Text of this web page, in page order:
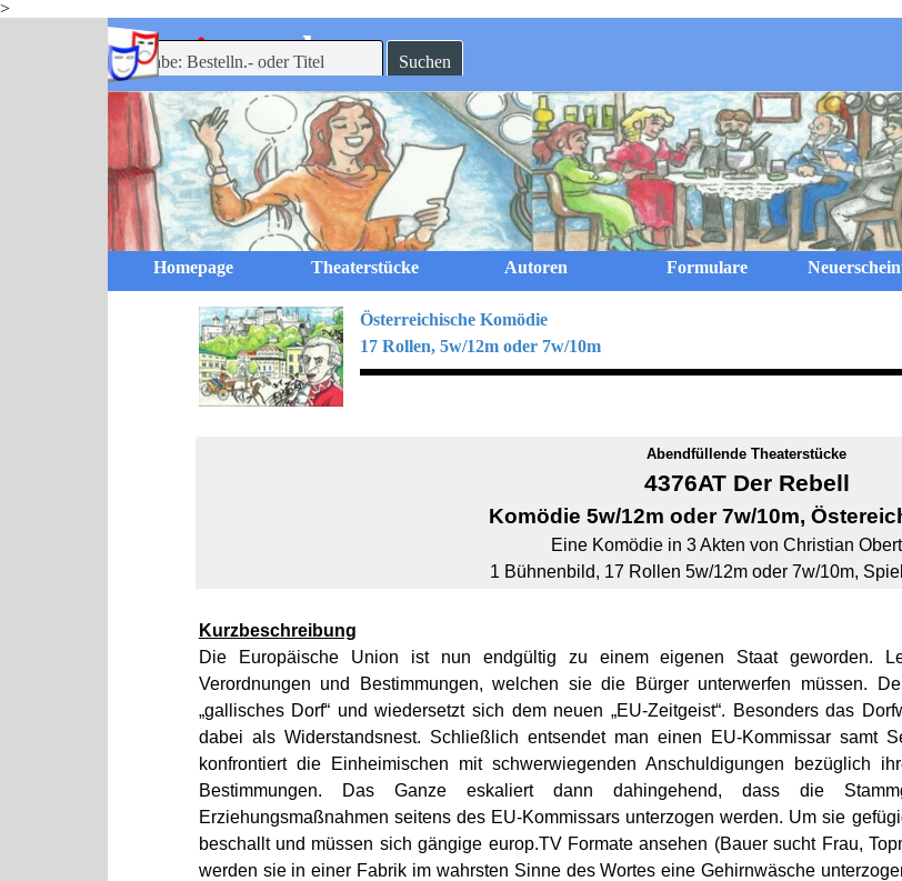
>
Direkt zum Seiteninhalt
-theaterverlag
mein Suchen
Menü überspringen
Homepage Theaterstücke Autoren Formulare
Österreichische Komödie
17 Rollen, 5w/12m oder 7w/10m
Abendfüllende Theaterstücke
4376AT Der Rebell
Komödie 5w/12m oder 7w/10m,
Eine Komödie in 3 Akten von Christian
1 Bühnenbild, 17 Rollen 5w/12m oder 7w/10m,
Kurzbeschreibung
Die Europäische Union ist nun endgültig zu einem eigenen Staat geworden.
Verordnungen und Bestimmungen, welchen sie die Bürger unterwerfen müssen.
„gallisches Dorf“ und wiedersetzt sich dem neuen „EU-Zeitgeist“. Besonders das
dabei als Widerstandsnest. Schließlich entsendet man einen EU-Kommissar samt
konfrontiert die Einheimischen mit schwerwiegenden Anschuldigungen bezüglich
Bestimmungen. Das Ganze eskaliert dann dahingehend, dass die
Erziehungsmaßnahmen seitens des EU-Kommissars unterzogen werden. Um sie
beschallt und müssen sich gängige europ.TV Formate ansehen (Bauer sucht Frau,
werden sie in einer Fabrik im wahrsten Sinne des Wortes eine Gehirnwäsche